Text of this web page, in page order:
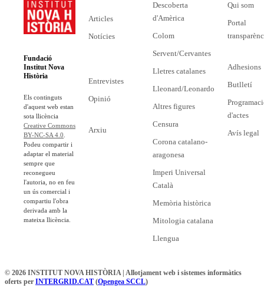
Fundació
Institut Nova
Història
Els continguts
d'aquest web estan
sota llicència
Creative Commons
BY-NC-SA 4.0
Podeu compartir i
adaptar el material
sempre que
reconegueu
l'autoria, no en feu
un ús comercial i
compartiu l'obra
derivada amb la
mateixa llicència.
Articles
Notícies
Entrevistes
Opinió
Arxiu
Descoberta
d'Amèrica
Colom
Servent/Cervantes
Lletres catalanes
Lleonard/Leonardo
Altres figures
Censura
Corona catalano-
aragonesa
Imperi Universal
Català
Memòria històrica
Mitologia catalana
Llengua
Qui som
Portal
Adhesions
Butlletí
d'actes
Avís legal
© 2026 INSTITUT NOVA HISTÒRIA | Allotjament web i sistemes informàtics
oferts per INTERGRID.CAT (Opengea SCCL)